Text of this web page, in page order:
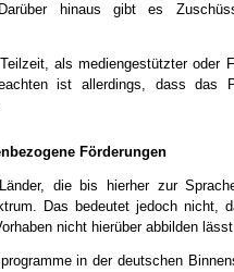
Darüber hinaus gibt es
als mediengestützter oder
ist allerdings, dass das
Förderungen
die bis hierher zur
Das bedeutet jedoch nicht,
nicht hierüber abbilden
in der deutschen